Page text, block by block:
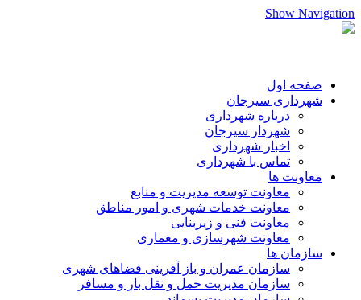
Show Navigation
صفحه اول
شهرداری سیرجان
درباره شهرداری
شهردار سیرجان
اخبار شهرداری
تماس با شهرداری
معاونت ها
معاونت توسعه مدیریت و منابع
معاونت خدمات شهری و امور مناطق
معاونت فنی و زیربنایی
معاونت شهرسازی و معماری
سازمان ها
سازمان عمران و باز آفرینی فضاهای شهری
سازمان مدیریت حمل و نقل بار و مسافر